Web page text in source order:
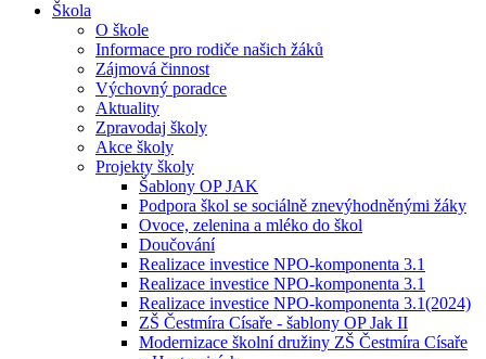
Škola
O škole
Informace pro rodiče našich žáků
Zájmová činnost
Výchovný poradce
Aktuality
Zpravodaj školy
Akce školy
Projekty školy
Šablony OP JAK
Podpora škol se sociálně znevýhodněnými žáky
Ovoce, zelenina a mléko do škol
Doučování
Realizace investice NPO-komponenta 3.1
Realizace investice NPO-komponenta 3.1
Realizace investice NPO-komponenta 3.1(2024)
ZŠ Čestmíra Císaře - šablony OP Jak II
Modernizace školní družiny ZŠ Čestmíra Císaře